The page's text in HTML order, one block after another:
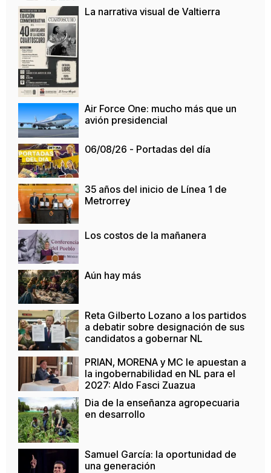
La narrativa visual de Valtierra
Air Force One: mucho más que un
avión presidencial
06/08/26 - Portadas del día
35 años del inicio de Línea 1 de
Metrorrey
Los costos de la mañanera
Aún hay más
Reta Gilberto Lozano a los partidos
a debatir sobre designación de sus
candidatos a gobernar NL
PRIAN, MORENA y MC le apuestan a
la ingobernabilidad en NL para el
2027: Aldo Fasci Zuazua
Dia de la enseñanza agropecuaria
en desarrollo
Samuel García: la oportunidad de
una generación